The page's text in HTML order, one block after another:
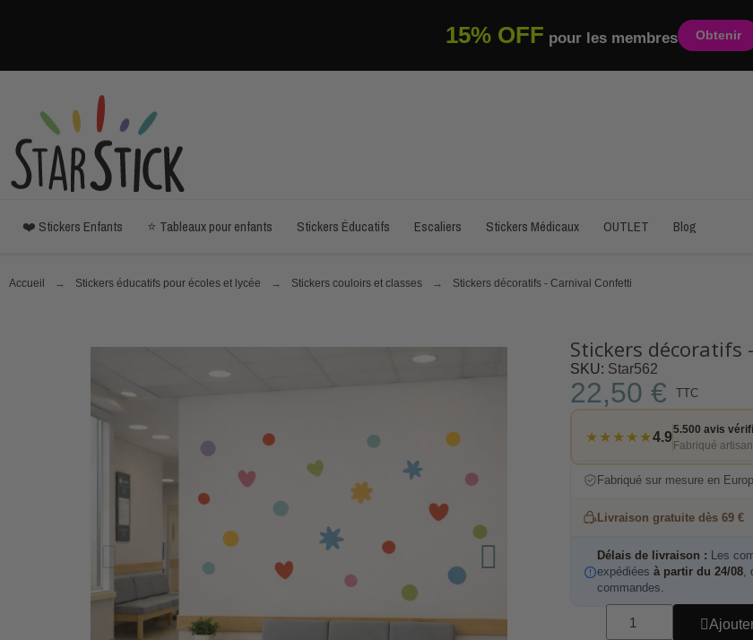
15% OFF pour les membres Obtenir
❤️ Stickers Enfants ⭐ Tableaux pour enfants Stickers Éducatifs Escaliers Stickers Médicaux OUTLET Blog
Accueil Stickers éducatifs pour écoles et lycée Stickers couloirs et classes Stickers décoratifs - Carnival Confetti
Stickers décoratifs
SKU Star562
22,50 € TTC
★★★★★4.9
5.500 avis
Fabriqué
Fabriqué sur mesure en
Livraison gratuite dès 69 €
Délais de livraison : Les
expédiées à partir du 24/08,
commandes.